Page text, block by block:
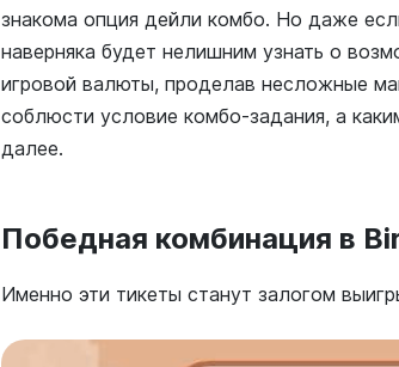
знакома опция дейли комбо. Но даже
наверняка будет нелишним узнать о
игровой валюты, проделав несложные
соблюсти условие комбо-задания, а
далее.
Победная комбинация в
Именно эти тикеты станут залогом